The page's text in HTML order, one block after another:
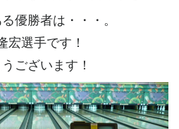
優勝者は・・・。
選手です！
ございます！